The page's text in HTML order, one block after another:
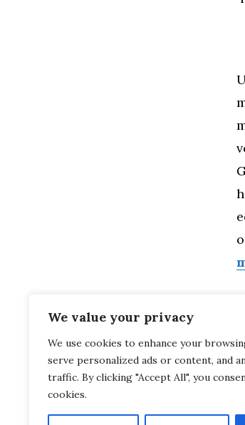
We value your privacy
We use cookies to enhance your
serve personalized ads or content, and
traffic. By clicking "Accept All", you
cookies.